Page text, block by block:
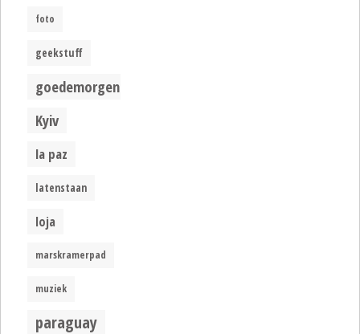
foto
geekstuff
goedemorgen
Kyiv
la paz
latenstaan
loja
marskramerpad
muziek
paraguay